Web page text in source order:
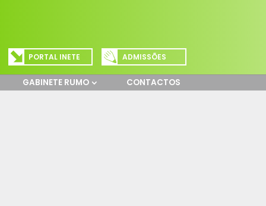
PORTAL INETE ADMISSÕES
GABINETE RUMO CONTACTOS